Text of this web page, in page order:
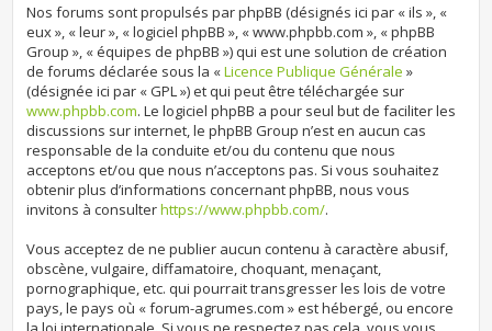
Nos forums sont propulsés par phpBB (désignés ici par « ils », «
eux », « leur », « logiciel phpBB », « www.phpbb.com », « phpBB
Group », « équipes de phpBB ») qui est une solution de création
de forums déclarée sous la «Licence Publique Générale »
(désignée ici par « GPL ») et qui peut être téléchargée sur
www.phpbb.com. Le logiciel phpBB a pour seul but de faciliter les
discussions sur internet, le phpBB Group n’est en aucun cas
responsable de la conduite et/ou du contenu que nous
acceptons et/ou que nous n’acceptons pas. Si vous souhaitez
obtenir plus d’informations concernant phpBB, nous vous
invitons à consulterhttps://www.phpbb.com/.
Vous acceptez de ne publier aucun contenu à caractère abusif,
obscène, vulgaire, diffamatoire, choquant, menaçant,
pornographique, etc. qui pourrait transgresser les lois de votre
pays, le pays où « forum-agrumes.com » est hébergé, ou encore